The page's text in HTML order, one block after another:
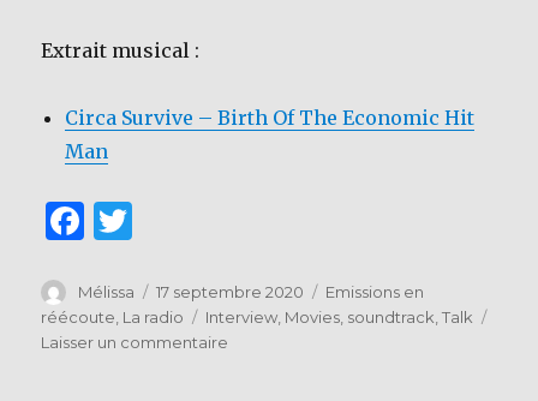
Extrait musical :
Circa Survive – Birth Of The Economic Hit
Man
F
c
e
it
te
Auteur
Mélissa
Publié
le
17 septembre 2020 Catégories
Emissions en
réécoute La radio Étiquettes
Interview Movies soundtrack ,Talk
Laisser un commentaire